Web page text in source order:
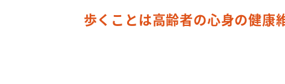
歩くことは高齢者の心身の健康